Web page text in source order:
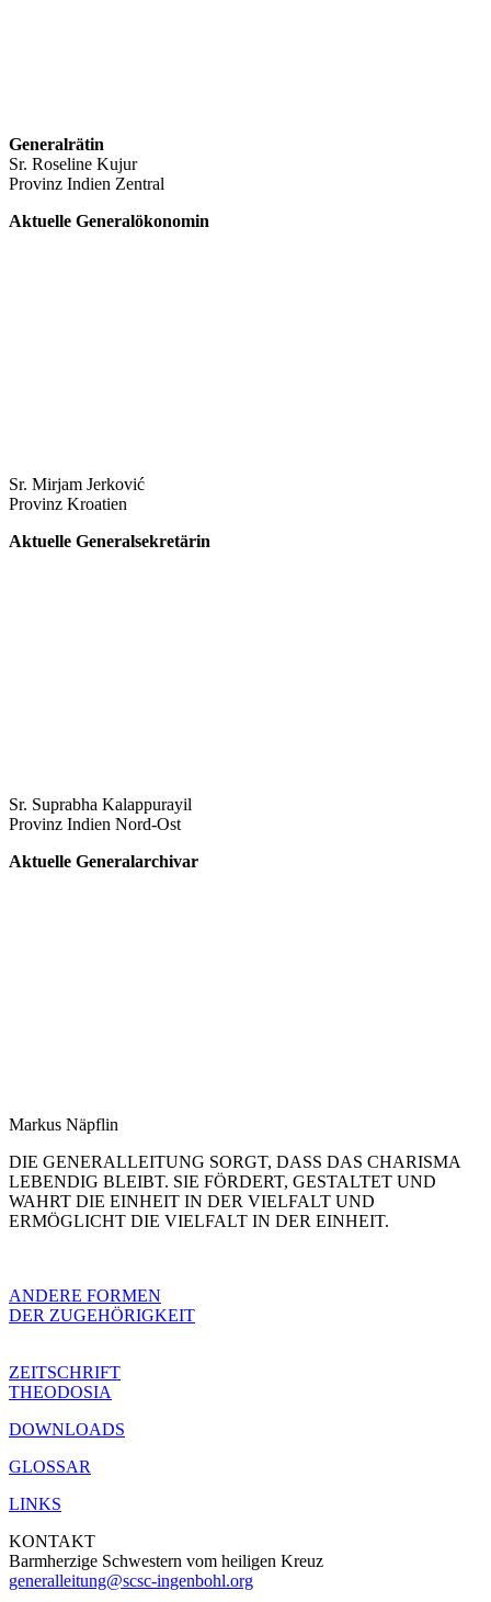
Generalrätin
Sr. Roseline Kujur
Provinz Indien Zentral
Aktuelle Generalökonomin
Sr. Mirjam Jerković
Provinz Kroatien
Aktuelle Generalsekretärin
Sr. Suprabha Kalappurayil
Provinz Indien Nord-Ost
Aktuelle Generalarchivar
Markus Näpflin
DIE GENERALLEITUNG SORGT, DASS DAS CHARISMA
LEBENDIG BLEIBT. SIE FÖRDERT, GESTALTET UND
WAHRT DIE EINHEIT IN DER VIELFALT UND
ERMÖGLICHT DIE VIELFALT IN DER EINHEIT.
ANDERE FORMEN
DER ZUGEHÖRIGKEIT
ZEITSCHRIFT
THEODOSIA
DOWNLOADS
GLOSSAR
LINKS
KONTAKT
Barmherzige Schwestern vom heiligen Kreuz
generalleitung@scsc-ingenbohl.org